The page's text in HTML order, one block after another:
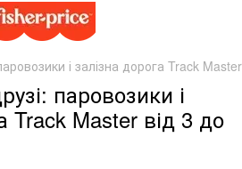
і залізна дорога Track
паровозики і
Track Master від 3 до